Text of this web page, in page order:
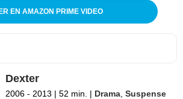
EN AMAZON PRIME VIDEO
Dexter
2006 - 2013 | 52 min. | Drama,Suspense